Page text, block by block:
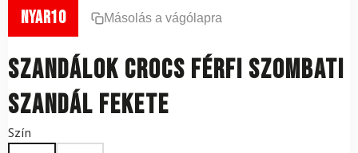
nyar10 Másolás a vágólapra
Szandálok CROCS férfi szombati
szandál fekete
Szín